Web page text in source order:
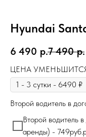
Hyundai
6 490 р.7 490 р.
ЦЕНА
Второй водитель в
Второй водитель
аренды) -